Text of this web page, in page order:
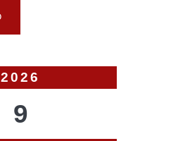
2026
9